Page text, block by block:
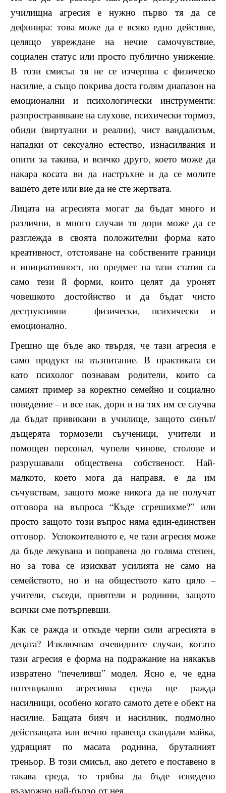
училищна агресия е нужно първо тя да се
дефинира: това може да е всяко едно действие,
целящо увреждане на нечие самочувствие,
социален статус или просто публично унижение.
В този смисъл тя не се изчерпва с физическо
насилие, а също покрива доста голям диапазон на
емоционални и психологически инструменти:
разпространяване на слухове, психически тормоз,
обиди (виртуални и реални), чист вандализъм,
нападки от сексуално естество, изнасилвания и
опити за такива, и всичко друго, което може да
накара косата ви да настръхне и да се молите
вашето дете или вие да не сте жертвата.
Лицата на агресията могат да бъдат много и
различни, в много случаи тя дори може да се
разглежда в своята положителни форма като
креативност, отстояване на собствените граници
и инициативност, но предмет на тази статия са
само тези й форми, които целят да уронят
човешкото достойнство и да бъдат чисто
деструктивни – физически, психически и
емоционално.
Грешно ще бъде ако твърдя, че тази агресия е
само продукт на възпитание. В практиката си
като психолог познавам родители, които са
самият пример за коректно семейно и социално
поведение – и все пак, дори и на тях им се случва
да бъдат привикани в училище, защото синът/
дъщерята тормозели съученици, учители и
помощен персонал, чупели чинове, столове и
разрушавали обществена собственост. Най-
малкото, което мога да направя, е да им
съчувствам, защото може никога да не получат
отговора на въпроса “Къде сгрешихме?” или
просто защото този въпрос няма един-единствен
отговор. Успокоителното е, че тази агресия може
да бъде лекувана и поправена до голяма степен,
но за това се изискват усилията не само на
семейството, но и на обществото като цяло –
учители, съседи, приятели и роднини, защото
всички сме потърпевши.
Как се ражда и откъде черпи сили агресията в
децата? Изключвам очевидните случаи, когато
тази агресия е форма на подражание на някакъв
извратено “печеливш” модел. Ясно е, че една
потенциално агресивна среда ще ражда
насилници, особено когато самото дете е обект на
насилие. Бащата бияч и насилник, подмолно
действащата или вечно правеща скандали майка,
удрящият по масата роднина, бруталният
треньор. В този смисъл, ако детето е поставено в
такава среда, то трябва да бъде изведено
възможно най-бързо от нея.